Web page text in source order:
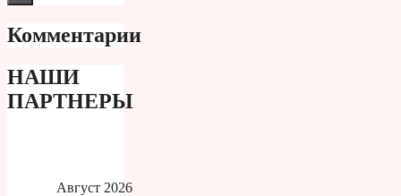
Комментарии
НАШИ
ПАРТНЕРЫ
Август 2026